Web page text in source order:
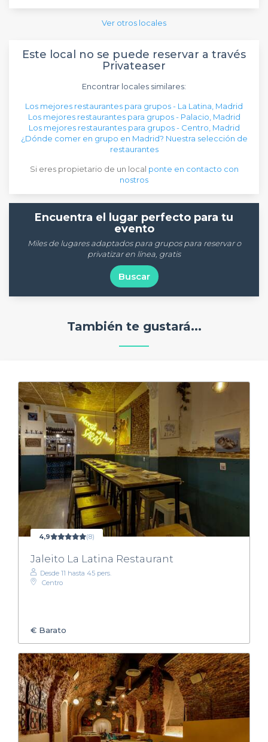
Ver otros locales
Este local no se puede reservar a través
Privateaser
Encontrar locales similares:
Los mejores restaurantes para grupos - La Latina, Madrid
Los mejores restaurantes para grupos - Palacio, Madrid
Los mejores restaurantes para grupos - Centro, Madrid
¿Dónde comer en grupo en Madrid? Nuestra selección de
restaurantes
Si eres propietario de un local ponte en contacto con
nostros
Encuentra el lugar perfecto para tu
evento
Miles de lugares adaptados para grupos para reservar o
privatizar en línea, gratis
Buscar
También te gustará...
4,9 (8)
Jaleito La Latina Restaurant
Desde 11 hasta 45 pers.
Centro
€ Barato